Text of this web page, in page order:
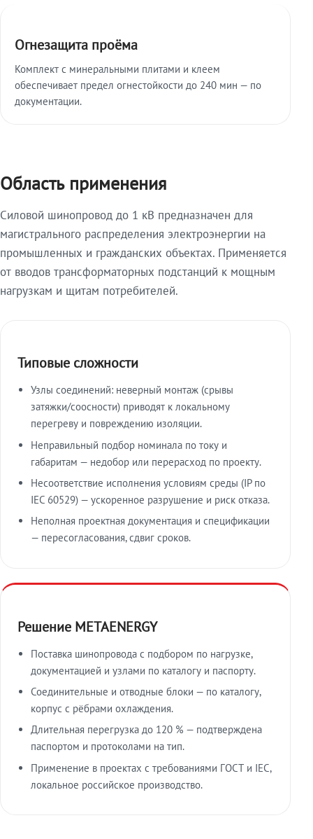
Огнезащита проёма
Комплект с минеральными плитами и клеем
обеспечивает предел огнестойкости до 240 мин — по
документации.
Область применения
Силовой шинопровод до 1 кВ предназначен для
магистрального распределения электроэнергии на
промышленных и гражданских объектах. Применяется
от вводов трансформаторных подстанций к мощным
нагрузкам и щитам потребителей.
Типовые сложности
Узлы соединений: неверный монтаж (срывы
затяжки/соосности) приводят к локальному
перегреву и повреждению изоляции.
Неправильный подбор номинала по току и
габаритам — недобор или перерасход по проекту.
Несоответствие исполнения условиям среды (IP по
IEC 60529) — ускоренное разрушение и риск отказа.
Неполная проектная документация и спецификации
— пересогласования, сдвиг сроков.
Решение METAENERGY
Поставка шинопровода с подбором по нагрузке,
документацией и узлами по каталогу и паспорту.
Соединительные и отводные блоки — по каталогу,
корпус с рёбрами охлаждения.
Длительная перегрузка до 120 % — подтверждена
паспортом и протоколами на тип.
Применение в проектах с требованиями ГОСТ и IEC,
локальное российское производство.